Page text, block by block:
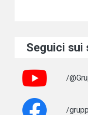
Seguici sui
/
/